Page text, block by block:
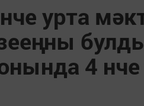
урта
4